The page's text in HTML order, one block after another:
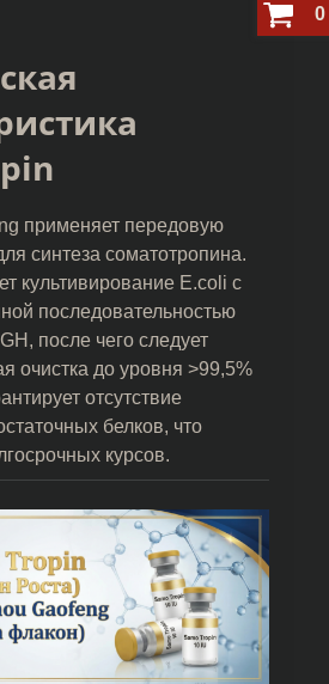
применяет передовую
синтеза соматотропина.
культивирование E.coli с
последовательностью
после чего следует
очистка до уровня >99,5%
отсутствие
белков, что
курсов.
0